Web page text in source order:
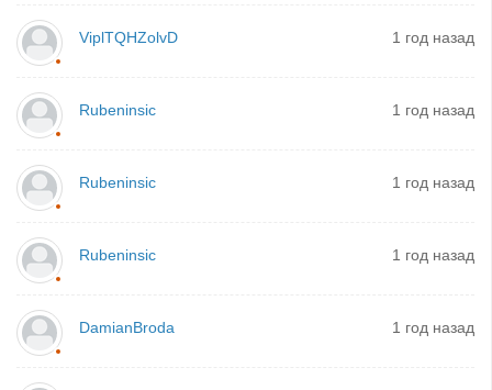
ViplTQHZolvD 1 год назад
Rubeninsic 1 год назад
Rubeninsic 1 год назад
Rubeninsic 1 год назад
DamianBroda 1 год назад